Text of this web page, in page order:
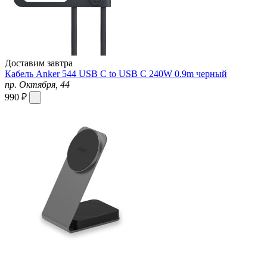
Доставим завтра
Кабель Anker 544 USB C to USB C 240W 0.9m черный
пр. Октября, 44
990 ₽